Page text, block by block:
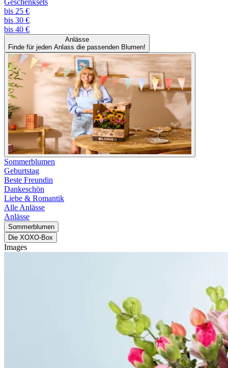
bis 25 €
bis 30 €
bis 40 €
Anlässe
Finde für jeden Anlass die passenden Blumen!
Sommerblumen
Geburtstag
Beste Freundin
Dankeschön
Liebe & Romantik
Alle Anlässe
Anlässe
Sommerblumen
Die XOXO-Box
Images